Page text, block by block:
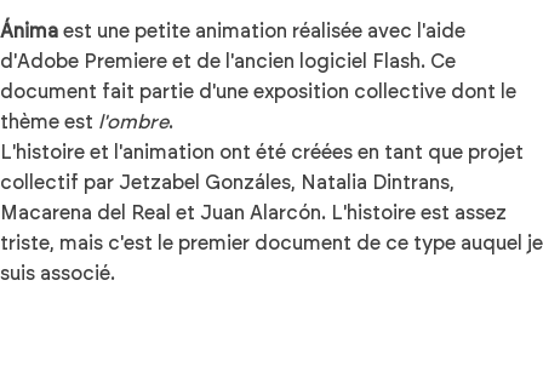
Ánima est une petite animation réalisée avec l'aide
d'Adobe Premiere et de l'ancien logiciel Flash. Ce
document fait partie d'une exposition collective dont le
thème est l'ombre.
L'histoire et l'animation ont été créées en tant que projet
collectif par Jetzabel Gonzáles, Natalia Dintrans,
Macarena del Real et Juan Alarcón. L'histoire est assez
triste, mais c'est le premier document de ce type auquel je
suis associé.